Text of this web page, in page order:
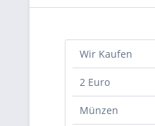
Wir Kaufen
2 Euro
Münzen